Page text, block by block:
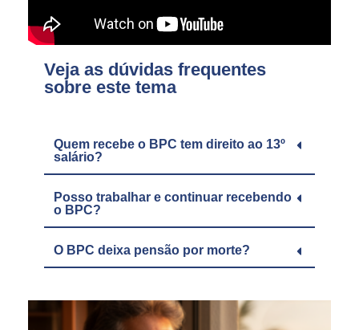
Veja as dúvidas frequentes
sobre este tema
Quem recebe o BPC tem direito ao 13º
salário?
Posso trabalhar e continuar recebendo
o BPC?
O BPC deixa pensão por morte?